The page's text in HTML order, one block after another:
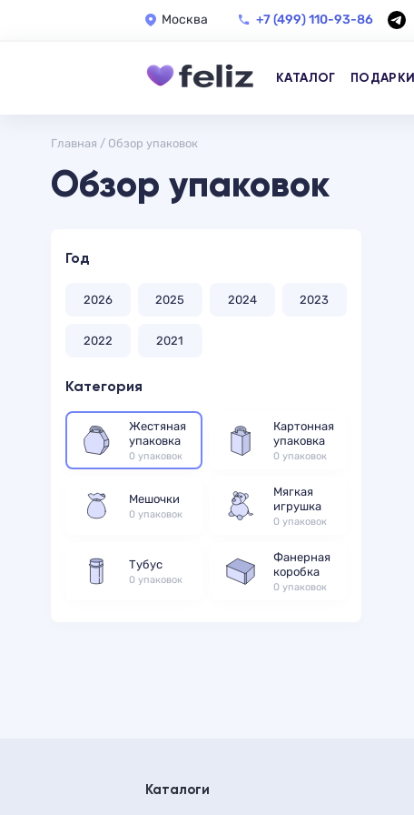
Москва +7 (499) 110-93-86
КАТАЛОГ ПОДАРКИ
Главная / Обзор упаковок
Обзор упаковок
Год
2026 2025 2024 2023
2022 2021
Категория
Жестяная
упаковка
0 упаковок
Картонная
упаковка
0 упаковок
Мешочки
0 упаковок
Мягкая
игрушка
0 упаковок
Тубус
0 упаковок
Фанерная
коробка
0 упаковок
Каталоги